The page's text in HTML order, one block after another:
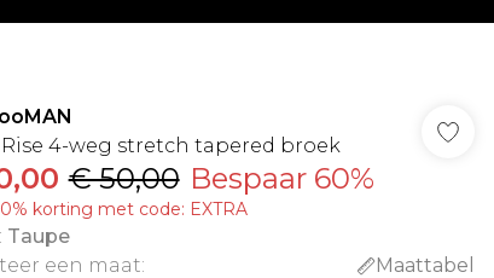
4-weg stretch tapered broek
€ 50,00 Bespaar 60%
korting met code: EXTRA
: Taupe
een maat:
Maattabel